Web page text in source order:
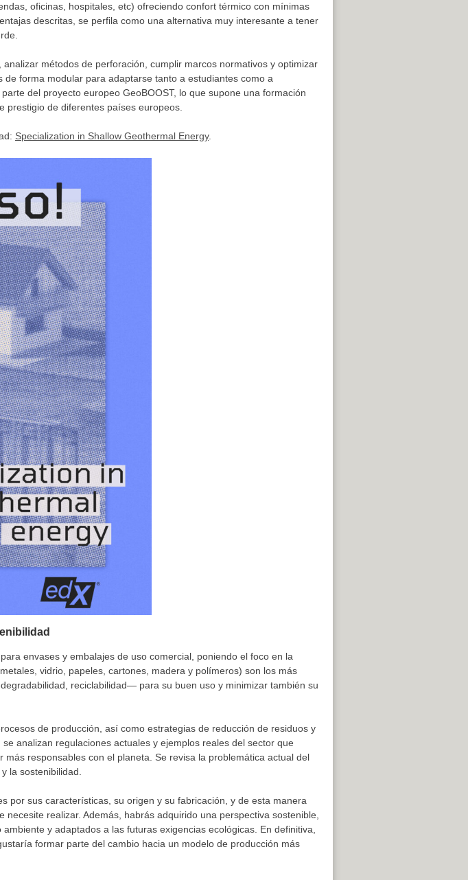
oficinas, hospitales, etc) ofreciendo confort térmico con mínimas
descritas, se perfila como una alternativa muy interesante a tener
métodos de perforación, cumplir marcos normativos y optimizar
forma modular para adaptarse tanto a estudiantes como a
del proyecto europeo GeoBOOST, lo que supone una formación
prestigio de diferentes países europeos.
Specialization in Shallow Geothermal Energy.
envases y embalajes de uso comercial, poniendo el foco en la
vidrio, papeles, cartones, madera y polímeros) son los más
reciclabilidad— para su buen uso y minimizar también su
de producción, así como estrategias de reducción de residuos y
analizan regulaciones actuales y ejemplos reales del sector que
responsables con el planeta. Se revisa la problemática actual del
la sostenibilidad.
por sus características, su origen y su fabricación, y de esta manera
realizar. Además, habrás adquirido una perspectiva sostenible,
y adaptados a las futuras exigencias ecológicas. En definitiva,
formar parte del cambio hacia un modelo de producción más